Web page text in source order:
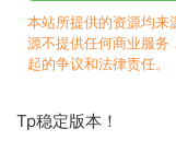
本站所提供的资源均来
源不提供任何商业服务
起的争议和法律责任。
Tp稳定版本！